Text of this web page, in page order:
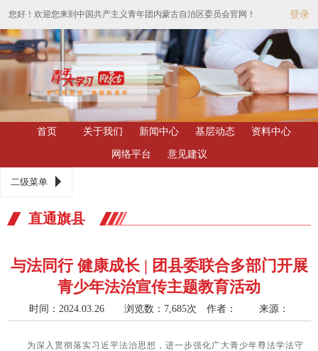
您好！欢迎您来到中国共产主义青年团内蒙古自治区委员会官网！ 登录
首页 关于我们 新闻中心 基层动态 资料中心
网络平台 意见建议
二级菜单
直通旗县
与法同行 健康成长 | 团县委联合多部门开展
青少年法治宣传主题教育活动
时间：2024.03.26 浏览数：7,685次 作者： 来源：
为深入贯彻落实习近平法治思想，进一步强化广大青少年尊法学法守